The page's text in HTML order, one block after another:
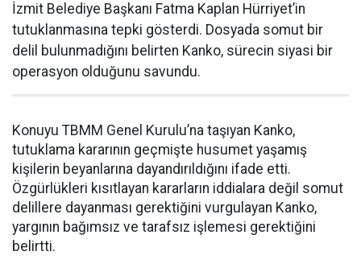
İzmit Belediye Başkanı Fatma Kaplan Hürriyet’in
tutuklanmasına tepki gösterdi. Dosyada somut bir
delil bulunmadığını belirten Kanko, sürecin siyasi bir
operasyon olduğunu savundu.
Konuyu TBMM Genel Kurulu’na taşıyan Kanko,
tutuklama kararının geçmişte husumet yaşamış
kişilerin beyanlarına dayandırıldığını ifade etti.
Özgürlükleri kısıtlayan kararların iddialara değil somut
delillere dayanması gerektiğini vurgulayan Kanko,
yargının bağımsız ve tarafsız işlemesi gerektiğini
belirtti.